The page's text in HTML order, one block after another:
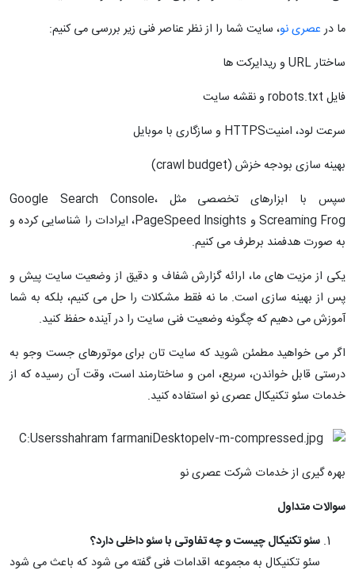
ما درعصری نو، سایت شما را از نظر عناصر فنی زیر بررسی می کنیم:
ساختار URL و ریدایرکت ها
فایل robots.txt و نقشه سایت
سرعت لود، امنیتHTTPS و سازگاری با موبایل
بهینه سازی بودجه خزش (crawl budget)
سپس با ابزارهای تخصصی مثل Google Search Console،
Screaming Frog و PageSpeed Insights، ایرادات را شناسایی کرده و
به صورت هدفمند برطرف می کنیم.
یکی از مزیت های ما، ارائه گزارش شفاف و دقیق از وضعیت سایت پیش و
پس از بهینه سازی است. ما نه فقط مشکلات را حل می کنیم، بلکه به شما
آموزش می دهیم که چگونه وضعیت فنی سایت را در آینده حفظ کنید.
اگر می خواهید مطمئن شوید که سایت تان برای موتورهای جست وجو به
درستی قابل خواندن، سریع، امن و ساختارمند است، وقت آن رسیده که از
خدمات سئو تکنیکال عصری نو استفاده کنید.
بهره گیری از خدمات شرکت عصری نو
سوالات متداول
سئو تکنیکال چیست و چه تفاوتی با سئو داخلی دارد؟
سئو تکنیکال به مجموعه اقدامات فنی گفته می شود که باعث می شود